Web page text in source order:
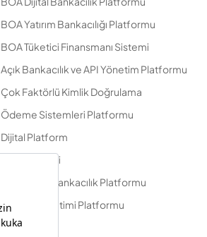
BOA Yatırım Bankacılığı Platformu
BOA Tüketici Finansmanı Sistemi
Açık Bankacılık ve API Yönetim Platformu
Çok Faktörlü Kimlik Doğrulama
Ödeme Sistemleri Platformu
Dijital Platform
Dinamik Kobi
Self Servis Bankacılık Platformu
Zafiyet Yönetimi Platformu
AIgent Suite